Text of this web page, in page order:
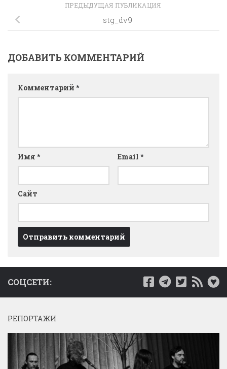
ПРЕДЫДУЩАЯ ПУБЛИКАЦИЯ
stg_dv9
ДОБАВИТЬ КОММЕНТАРИЙ
Комментарий *
Имя * Email *
Сайт
СОЦСЕТИ:
РЕПОРТАЖИ